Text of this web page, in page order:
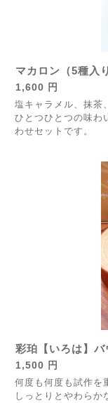
マカロン（5種入
1,600 円
塩キャラメル、抹茶
ひとつひとつの味わ
わせセットです。
彩珀【いろは】バ
1,500 円
何度も何度も試作を
しっとりとやわらか